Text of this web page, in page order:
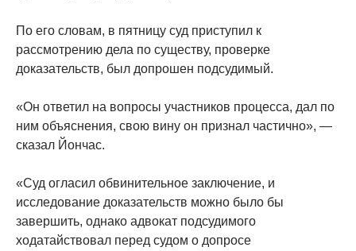
По его словам, в пятницу суд приступил к
рассмотрению дела по существу, проверке
доказательств, был допрошен подсудимый.
«Он ответил на вопросы участников процесса, дал по
ним объяснения, свою вину он признал частично», —
сказал Йончас.
«Суд огласил обвинительное заключение, и
исследование доказательств можно было бы
завершить, однако адвокат подсудимого
ходатайствовал перед судом о допросе